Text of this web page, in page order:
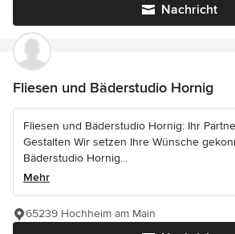
Nachricht
Fliesen und Bäderstudio Hornig
Fliesen und Bäderstudio Hornig: Ihr
Gestalten Wir setzen Ihre Wünsche
Bäderstudio Hornig...
Mehr
65239 Hochheim am Main